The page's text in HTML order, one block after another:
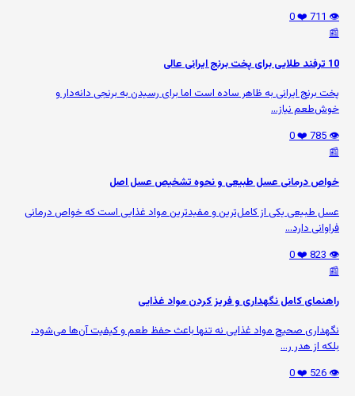
👁️ 711
❤️ 0
📰
10 ترفند طلایی برای پخت برنج ایرانی عالی
پخت برنج ایرانی به ظاهر ساده است اما برای رسیدن به برنجی دانه‌دار و
خوش‌طعم نیاز...
👁️ 785
❤️ 0
📰
خواص درمانی عسل طبیعی و نحوه تشخیص عسل اصل
عسل طبیعی یکی از کامل‌ترین و مفیدترین مواد غذایی است که خواص درمانی
فراوانی دارد...
👁️ 823
❤️ 0
📰
راهنمای کامل نگهداری و فریز کردن مواد غذایی
نگهداری صحیح مواد غذایی نه تنها باعث حفظ طعم و کیفیت آن‌ها می‌شود،
بلکه از هدر ر...
👁️ 526
❤️ 0